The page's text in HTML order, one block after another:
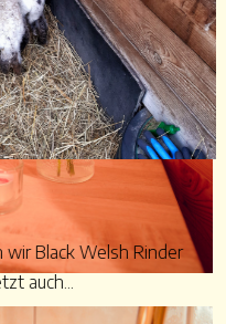
Black Welsh Rinder
auch...